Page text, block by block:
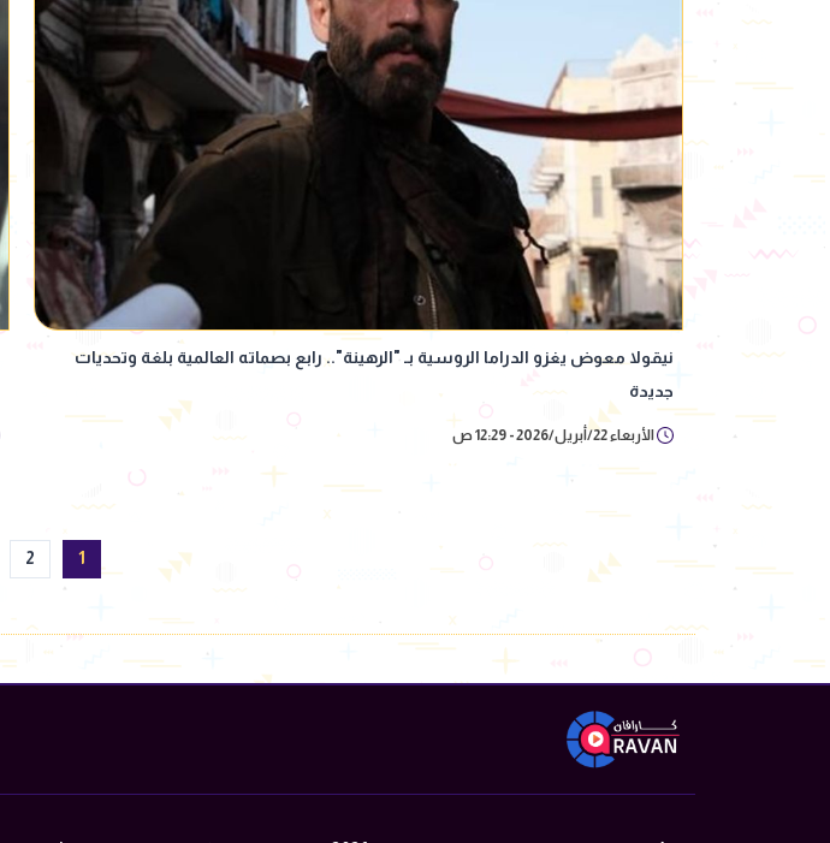
نيقولا معوض يغزو الدراما الروسية بـ "الرهينة".. رابع بصماته العالمية بلغة وتحديات
جديدة
الأربعاء 22/أبريل/2026 - 12:29 ص
1
2